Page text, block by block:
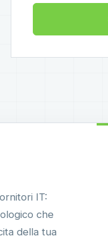
IT:
che
della tua